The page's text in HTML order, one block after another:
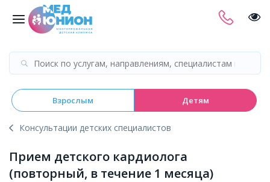
Взрослым Детям
Консультации детских специалистов
Прием детского кардиолога
(повторный, в течение 1 месяца)